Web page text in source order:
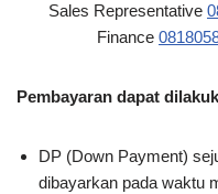
Sales Representative
Finance
Pembayaran dapat
DP (Down Payment)
dibayarkan pada waktu